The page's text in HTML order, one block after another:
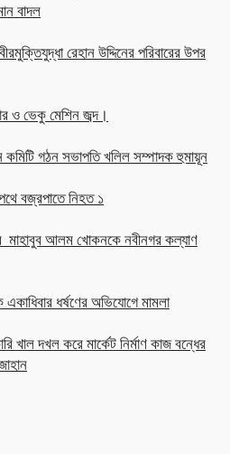
বাদল
রেহান উদ্দিনের পরিবারের উপর
ও ভেকু মেশিন জব্দ।
গঠন সভাপতি খলিল সম্পাদক হুমায়ূন
বজ্রপাতে নিহত ১
মাহাবুব আলম খোকনকে নবীনগর কল্যাণ
ধর্ষণের অভিযোগে মামলা
খাল দখল করে মার্কেট নির্মাণ কাজ বন্ধের